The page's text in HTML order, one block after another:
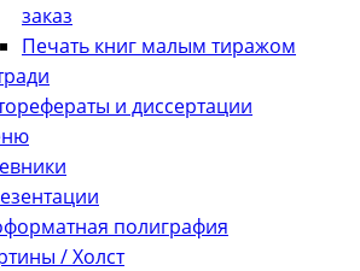
заказ
Печать книг малым тиражом
и диссертации
полиграфия
/ Холст